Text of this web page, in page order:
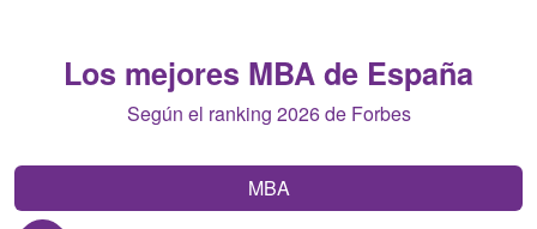
Los mejores MBA de España
Según el ranking 2026 de Forbes
MBA